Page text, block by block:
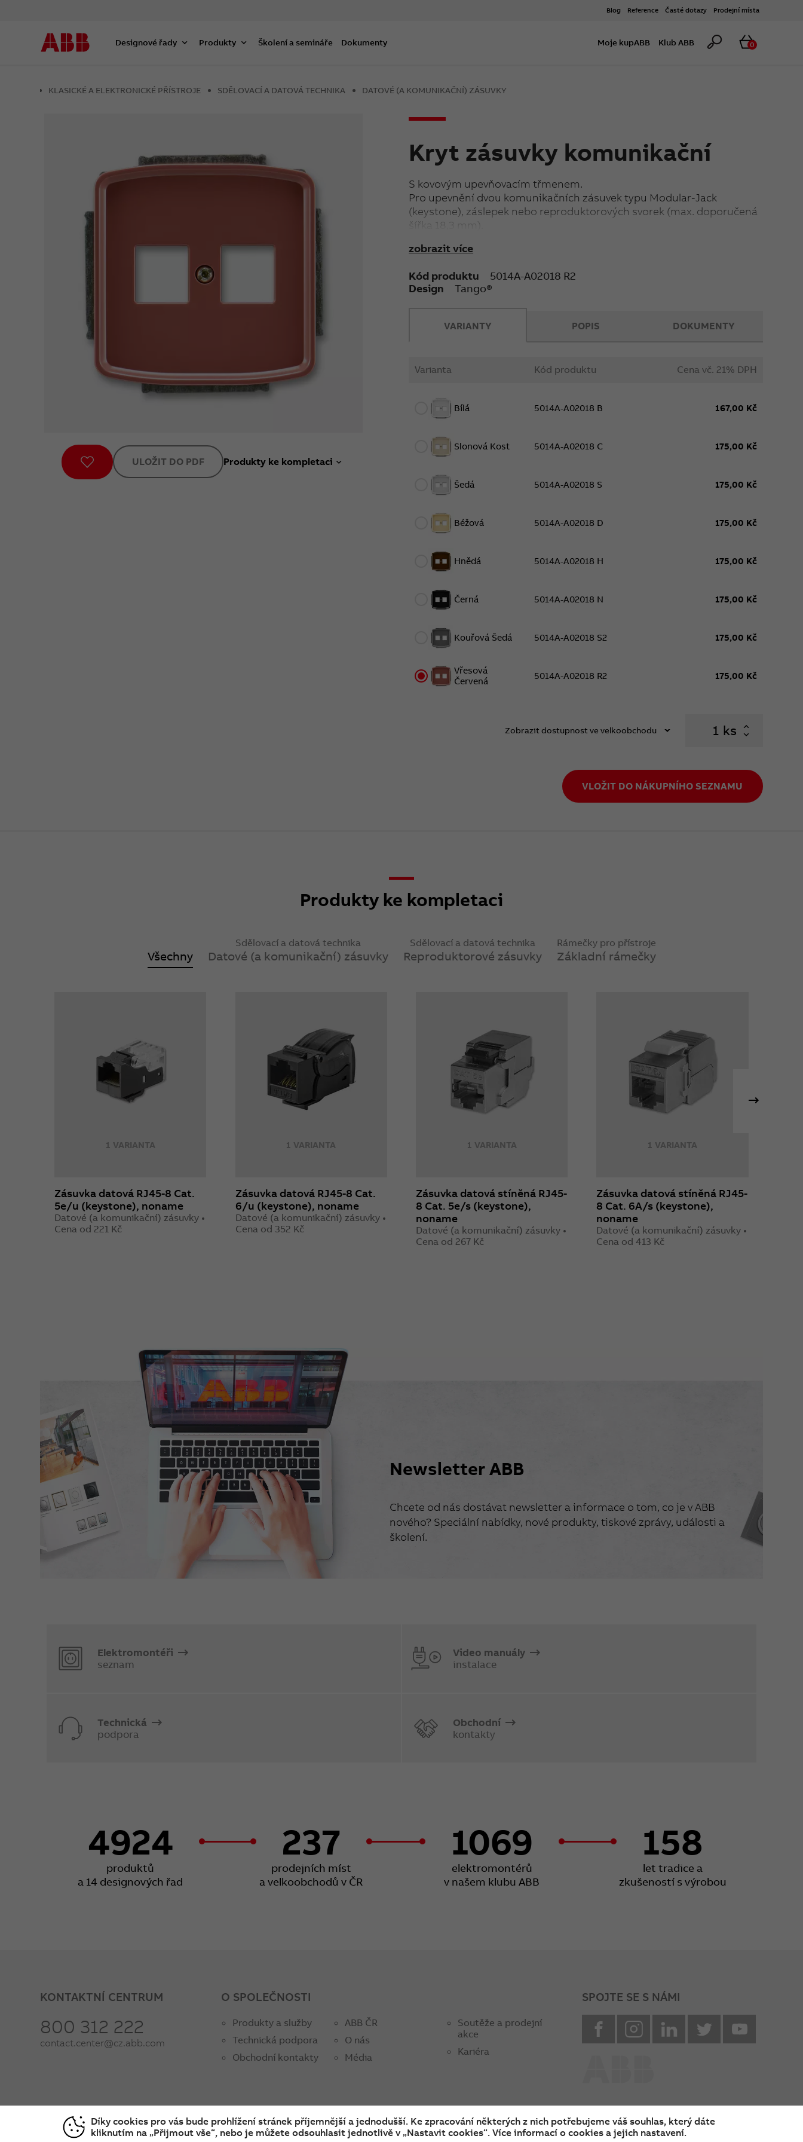
Blog Reference Časté dotazy Prodejní místa
Designové řady Produkty Školení a semináře Dokumenty Moje kupABB Klub ABB Hledat
0
KLASICKÉ A ELEKTRONICKÉ PŘÍSTROJE SDĚLOVACÍ A DATOVÁ TECHNIKA DATOVÉ (A KOMUNIKAČNÍ) ZÁSUVKY
Kryt zásuvky komunikační
S kovovým upevňovacím třmenem.
Pro upevnění dvou komunikačních zásuvek typu Modular-Jack
(keystone), záslepek nebo reproduktorových svorek (max. doporučená
šířka 18,3 mm).
zobrazit více
Kód produktu
5014A-A02018 R2
Design
Tango®
ULOŽIT DO PDF Produkty ke kompletaci
VARIANTY
Varianta Kód produktu Cena vč. 21% DPH
Bílá 5014A-A02018 B 167,00 Kč
Slonová Kost 5014A-A02018 C 175,00 Kč
Šedá 5014A-A02018 S 175,00 Kč
Béžová 5014A-A02018 D 175,00 Kč
Hnědá 5014A-A02018 H 175,00 Kč
Černá 5014A-A02018 N 175,00 Kč
Kouřová Šedá 5014A-A02018 S2 175,00 Kč
Vřesová
Červená
5014A-A02018 R2 175,00 Kč
Zobrazit dostupnost ve velkoobchodu ks
VLOŽIT DO NÁKUPNÍHO SEZNAMU
POPIS DOKUMENTY
Produkty ke kompletaci
Všechny
Sdělovací a datová technika
Datové (a komunikační) zásuvky
Sdělovací a datová technika
Reproduktorové zásuvky
Rámečky pro přístroje
Základní rámečky
1 VARIANTA
Zásuvka datová RJ45-8 Cat.
5e/u (keystone), noname
Datové (a komunikační) zásuvky •
Cena od 221 Kč
1 VARIANTA
Zásuvka datová RJ45-8 Cat.
6/u (keystone), noname
Datové (a komunikační) zásuvky •
Cena od 352 Kč
1 VARIANTA
Zásuvka datová stíněná RJ45-
8 Cat. 5e/s (keystone),
noname
Datové (a komunikační) zásuvky •
Cena od 267 Kč
1 VARIANTA
Zásuvka datová stíněná RJ45-
8 Cat. 6A/s (keystone),
noname
Datové (a komunikační) zásuvky •
Cena od 413 Kč
Newsletter ABB
Chcete od nás dostávat newsletter a informace o tom, co je v ABB
nového? Speciální nabídky, nové produkty, tiskové zprávy, události a
školení.
Elektromontéři
seznam
Video manuály
instalace
Technická
podpora
Obchodní
kontakty
4924
produktů
a 14 designových řad
237
prodejních míst
a velkoobchodů v ČR
1069
elektromontérů
v našem klubu ABB
158
let tradice a
zkušeností s výrobou
KONTAKTNÍ CENTRUM
800 312 222
contact.center@cz.abb.com
O SPOLEČNOSTI
Produkty a služby
Technická podpora
Obchodní kontakty
ABB ČR
O nás
Média
Soutěže a prodejní
akce
Kariéra
SPOJTE SE S NÁMI
facebook instagramLinkedin twitter
Díky cookies pro vás bude prohlížení stránek příjemnější a jednodušší. Ke zpracování některých z nich potřebujeme váš souhlas, který dáte
kliknutím na „Přijmout vše“, nebo je můžete odsouhlasit jednotlivě v „Nastavit cookies“. Více informací o cookies a jejich nastavení.